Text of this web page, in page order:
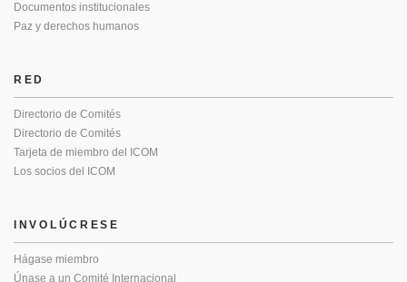
Documentos institucionales
Paz y derechos humanos
RED
Directorio de Comités
Directorio de Comités
Tarjeta de miembro del ICOM
Los socios del ICOM
INVOLÚCRESE
Hágase miembro
Únase a un Comité Internacional